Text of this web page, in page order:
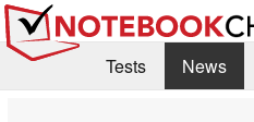
Tests News